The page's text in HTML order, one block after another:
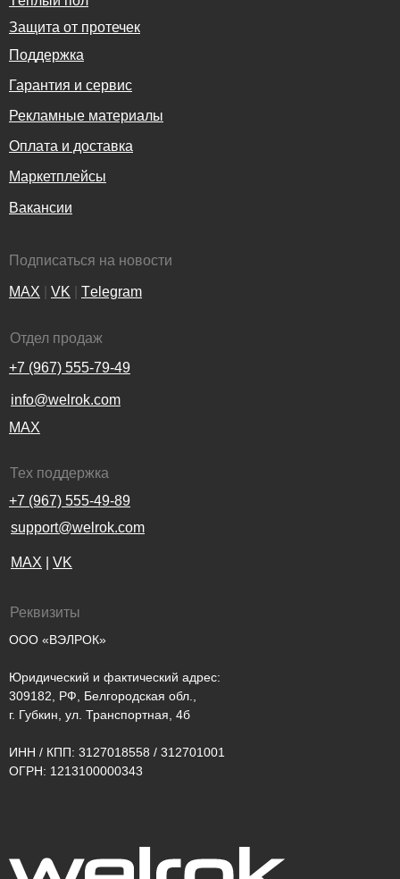
Тех поддержка
+7 (967) 555-49-89
support@welrok.com
Отдел продаж
+7 (967) 555-79-49
info@welrok.com
Реквизиты
ООО «ВЭЛРОК»
Юридический и фактический адрес:
309182, РФ, Белгородская обл.,
г. Губкин, ул. Транспортная, 4б
ИНН / КПП: 3127018558 / 312701001
ОГРН: 1213100000343
MAX VK
Подписаться на новости
MAX VK Тelegram
MAX
Защита от протечек
Поддержка
Гарантия и сервис
Рекламные материалы
Оплата и доставка
Маркетплейсы
Вакансии